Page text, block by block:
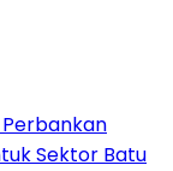
Perbankan
Sektor Batu